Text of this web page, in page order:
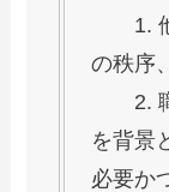
1. 他
の秩序
2. 職
を背景
必要か